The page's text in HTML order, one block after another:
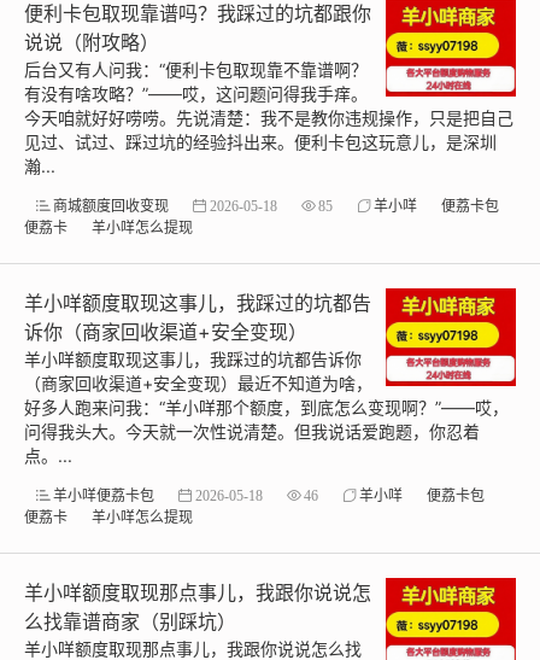
便利卡包取现靠谱吗？我踩过的坑都跟你
说说（附攻略）
后台又有人问我：“便利卡包取现靠不靠谱啊？
有没有啥攻略？”——哎，这问题问得我手痒。
今天咱就好好唠唠。先说清楚：我不是教你违规操作，只是把自己
见过、试过、踩过坑的经验抖出来。便利卡包这玩意儿，是深圳
瀚...
商城额度回收变现 2026-05-18 85 羊小咩
便荔卡包
便荔卡
羊小咩怎么提现
羊小咩额度取现这事儿，我踩过的坑都告
诉你（商家回收渠道+安全变现）
羊小咩额度取现这事儿，我踩过的坑都告诉你
（商家回收渠道+安全变现）最近不知道为啥，
好多人跑来问我：“羊小咩那个额度，到底怎么变现啊？”——哎，
问得我头大。今天就一次性说清楚。但我说话爱跑题，你忍着
点。...
羊小咩便荔卡包 2026-05-18 46 羊小咩
便荔卡包
便荔卡
羊小咩怎么提现
羊小咩额度取现那点事儿，我跟你说说怎
么找靠谱商家（别踩坑）
羊小咩额度取现那点事儿，我跟你说说怎么找